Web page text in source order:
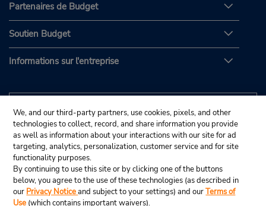
Partenaires de Budget
Soutien Budget
Informations sur l'entreprise
We, and our third-party partners, use cookies, pixels, and other
technologies to collect, record, and share information you provide
as well as information about your interactions with our site for ad
targeting, analytics, personalization, customer service and for site
functionality purposes.
By continuing to use this site or by clicking one of the buttons
below, you agree to the use of these technologies (as described in
our Privacy Noticeand subject to your settings) and ourTerms of
Use (which contains important waivers).